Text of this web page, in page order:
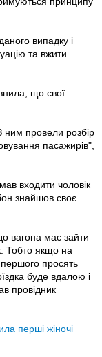
випадку і
та вжити
що свої
ним провели розбір
пасажирів",
входити чоловік
знайшов своє
вагона має зайти
Тобто якщо на
першого просять
буде вдалою і
провідник
перші жіночі